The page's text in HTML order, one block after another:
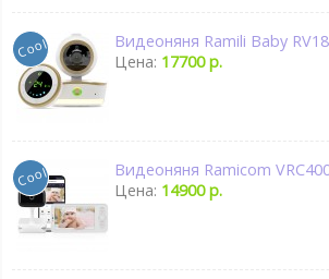
Видеоняня Ramili Baby
Цена: 17700 р.
Видеоняня Ramicom
Цена: 14900 р.